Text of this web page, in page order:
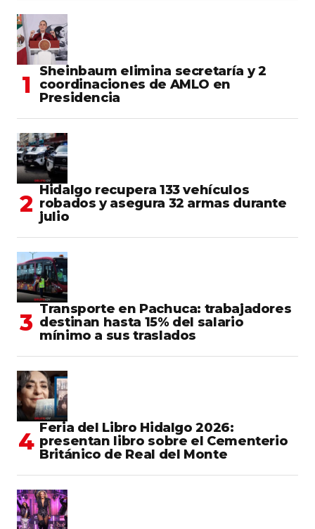
Sheinbaum elimina secretaría y 2
coordinaciones de AMLO en
Presidencia
Hidalgo recupera 133 vehículos
robados y asegura 32 armas durante
julio
Transporte en Pachuca: trabajadores
destinan hasta 15% del salario
mínimo a sus traslados
Feria del Libro Hidalgo 2026:
presentan libro sobre el Cementerio
Británico de Real del Monte